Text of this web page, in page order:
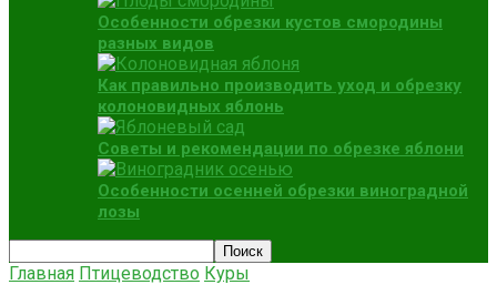
Особенности обрезки кустов смородины
разных видов
Как правильно производить уход и обрезку
колоновидных яблонь
Советы и рекомендации по обрезке яблони
Особенности осенней обрезки виноградной
лозы
Главная Птицеводство Куры